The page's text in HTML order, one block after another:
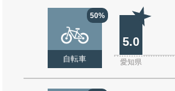
50%
自転車
5.0
愛知県